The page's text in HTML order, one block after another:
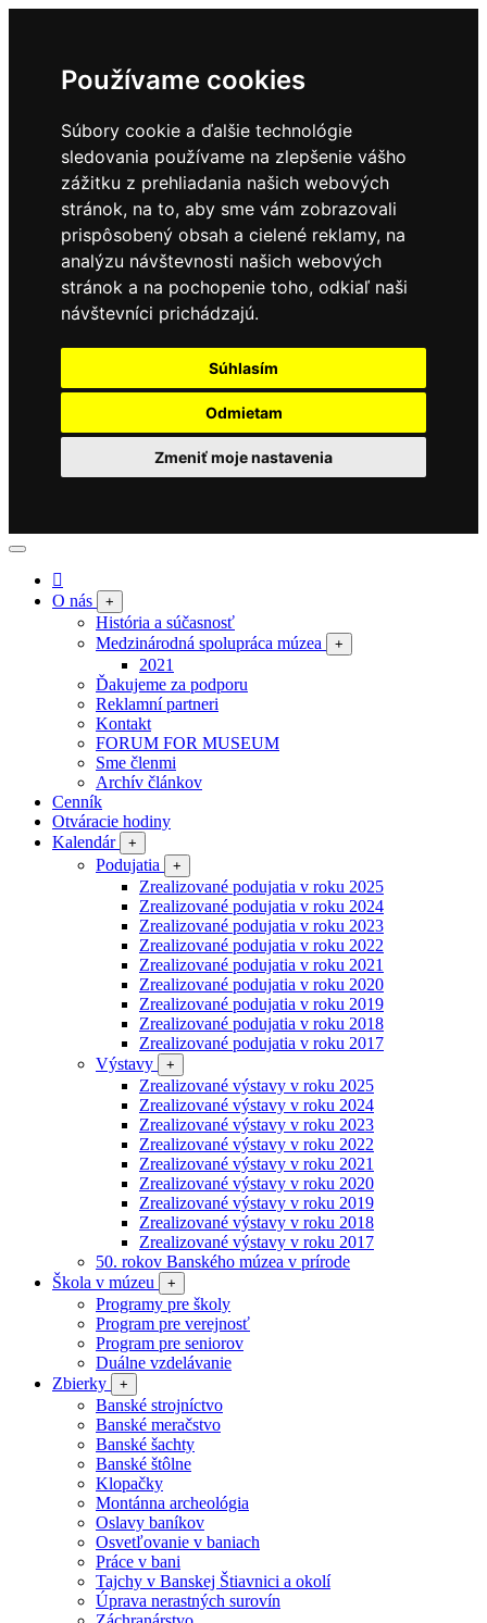
Používame cookies
Súbory cookie a ďalšie technológie
sledovania používame na zlepšenie vášho
zážitku z prehliadania našich webových
stránok, na to, aby sme vám zobrazovali
prispôsobený obsah a cielené reklamy, na
analýzu návštevnosti našich webových
stránok a na pochopenie toho, odkiaľ naši
návštevníci prichádzajú.
Súhlasím
Odmietam
Zmeniť moje nastavenia
O nás +
História a súčasnosť
Medzinárodná spolupráca múzea
+
2021
Ďakujeme za podporu
Reklamní partneri
Kontakt
FORUM FOR MUSEUM
Sme členmi
Archív článkov
Cenník
Otváracie hodiny
Kalendár
+
Podujatia +
Zrealizované podujatia v roku 2025
Zrealizované podujatia v roku 2024
Zrealizované podujatia v roku 2023
Zrealizované podujatia v roku 2022
Zrealizované podujatia v roku 2021
Zrealizované podujatia v roku 2020
Zrealizované podujatia v roku 2019
Zrealizované podujatia v roku 2018
Zrealizované podujatia v roku 2017
Výstavy
+
Zrealizované výstavy v roku 2025
Zrealizované výstavy v roku 2024
Zrealizované výstavy v roku 2023
Zrealizované výstavy v roku 2022
Zrealizované výstavy v roku 2021
Zrealizované výstavy v roku 2020
Zrealizované výstavy v roku 2019
Zrealizované výstavy v roku 2018
Zrealizované výstavy v roku 2017
50. rokov Banského múzea v prírode
Škola v múzeu
+
Programy pre školy
Program pre verejnosť
Program pre seniorov
Duálne vzdelávanie
Zbierky
+
Banské strojníctvo
Banské meračstvo
Banské šachty
Banské štôlne
Klopačky
Montánna archeológia
Oslavy baníkov
Osvetľovanie v baniach
Práce v bani
Tajchy v Banskej Štiavnici a okolí
Úprava nerastných surovín